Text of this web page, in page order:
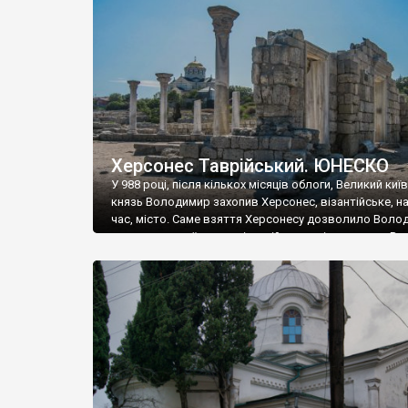
візантійської доби. Раритети викрадені з фондів
культурної спадщини ЮНЕСКО «Херсонеса
Офіційно – на виставку «Золото Візантії», але
влада в Україні вважають це лише […]
Херсонес Таврійський. ЮНЕСКО
У 988 році, після кількох місяців облоги, Великий
князь Володимир захопив Херсонес, візантійське,
час, місто. Саме взяття Херсонесу дозволило
диктувати свої умови візантійському імператору
Херсонесі Володимир-язичник, став Василем-
християнином. А потім було Хрещення Русі. На честь
Херсонесу Таврійського названо місто […]